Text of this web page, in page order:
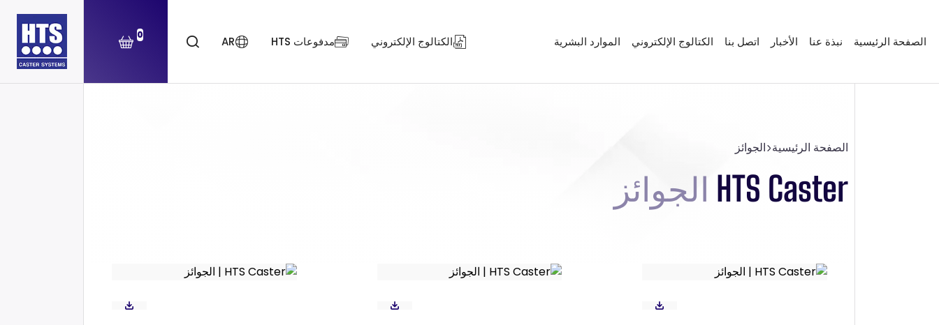
الصفحة الرئيسية نبذة عنا الأخبار اتصل بنا الكتالوج الإلكتروني الموارد البشرية الكتالوج الإلكتروني مدفوعات HTS AR
0
الصفحة الرئيسية الجوائز
HTS Caster الجوائز